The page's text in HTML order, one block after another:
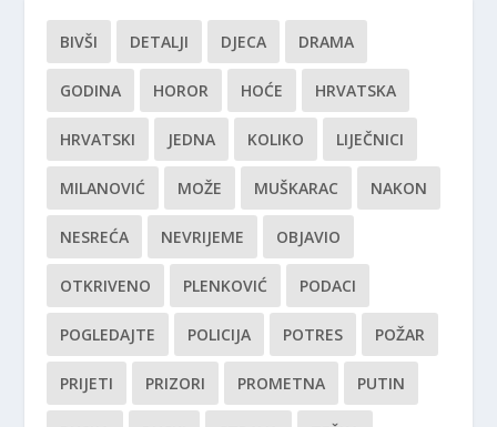
BIVŠI DETALJI DJECA DRAMA
GODINA HOROR HOĆE HRVATSKA
HRVATSKI JEDNA KOLIKO LIJEČNICI
MILANOVIĆ MOŽE MUŠKARAC NAKON
NESREĆA NEVRIJEME OBJAVIO
OTKRIVENO PLENKOVIĆ PODACI
POGLEDAJTE POLICIJA POTRES POŽAR
PRIJETI PRIZORI PROMETNA PUTIN